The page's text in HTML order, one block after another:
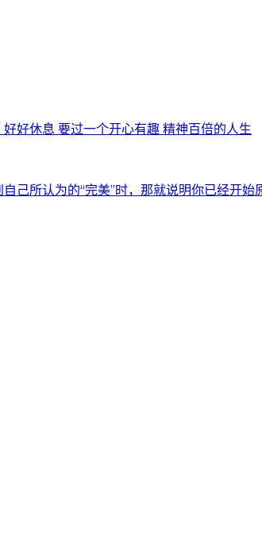
好休息 要过一个开心有趣 精神百倍的人生
己所认为的“完美”时，那就说明你已经开